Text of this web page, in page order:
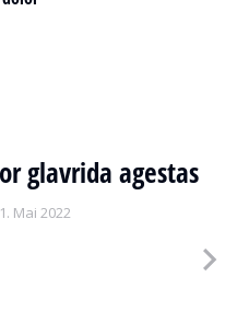
glavrida agestas
Mai 2022